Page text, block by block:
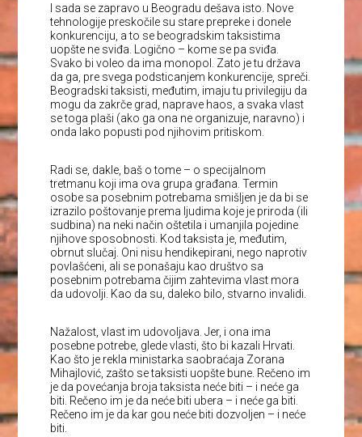
I sada se zapravo u Beogradu dešava isto. Nove
tehnologije preskočile su stare prepreke i donele
konkurenciju, a to se beogradskim taksistima
uopšte ne sviđa. Logično – kome se pa sviđa.
Svako bi voleo da ima monopol. Zato je tu država
da ga, pre svega podsticanjem konkurencije, spreči.
Beogradski taksisti, međutim, imaju tu privilegiju da
mogu da zakrče grad, naprave haos, a svaka vlast
se toga plaši (ako ga ona ne organizuje, naravno) i
onda lako popusti pod njihovim pritiskom.
Radi se, dakle, baš o tome – o specijalnom
tretmanu koji ima ova grupa građana. Termin
osobe sa posebnim potrebama smišljen je da bi se
izrazilo poštovanje prema ljudima koje je priroda (ili
sudbina) na neki način oštetila i umanjila pojedine
njihove sposobnosti. Kod taksista je, međutim,
obrnut slučaj. Oni nisu hendikepirani, nego naprotiv
povlašćeni, ali se ponašaju kao društvo sa
posebnim potrebama čijim zahtevima vlast mora
da udovolji. Kao da su, daleko bilo, stvarno invalidi.
Nažalost, vlast im udovoljava. Jer, i ona ima
posebne potrebe, glede vlasti, što bi kazali Hrvati.
Kao što je rekla ministarka saobraćaja Zorana
Mihajlović, zašto se taksisti uopšte bune. Rečeno im
je da povećanja broja taksista neće biti – i neće ga
biti. Rečeno im je da neće biti ubera – i neće ga biti.
Rečeno im je da kar gou neće biti dozvoljen – i neće
biti.